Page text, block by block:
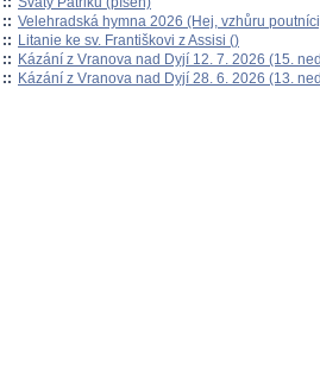
:: Velehradská hymna 2026 (Hej, vzhůru
:: Litanie ke sv. Františkovi z Assisi ()
:: Kázání z Vranova nad Dyjí 12. 7. 2026 (15.
:: Kázání z Vranova nad Dyjí 28. 6. 2026 (13.